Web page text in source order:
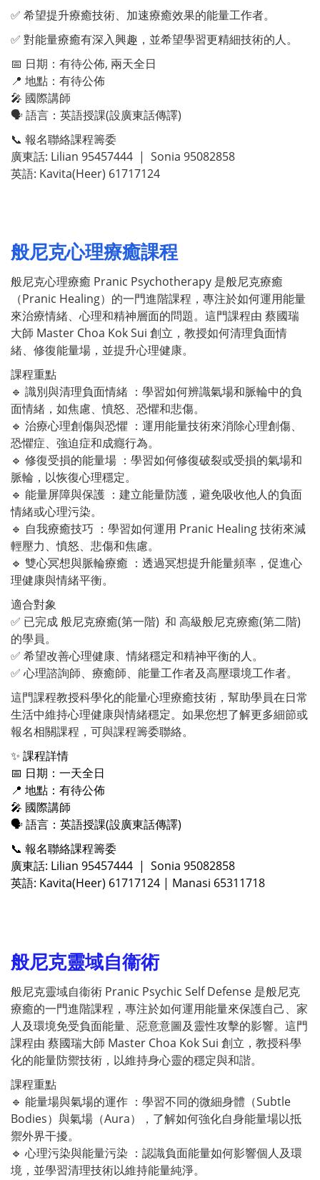
✅ 希望提升療癒技術、加速療癒效果的能量工作者。
✅ 對能量療癒有深入興趣，並希望學習更精細技術的人。
📅 日期：有待公佈, 兩天全日
📍 地點：有待公佈
🎤 國際講師
🗣 語言：英語授課(設廣東話傳譯)
📞 報名聯絡課程籌委
廣東話: Lilian 95457444 | Sonia 95082858
英語: Kavita(Heer) 61717124
般尼克心理療癒課程
般尼克心理療癒 Pranic Psychotherapy 是般尼克療癒
（Pranic Healing）的一門進階課程，專注於如何運用能量
來治療情緒、心理和精神層面的問題。這門課程由 蔡國瑞
大師 Master Choa Kok Sui 創立，教授如何清理負面情
緒、修復能量場，並提升心理健康。
課程重點
🔹 識別與清理負面情緒 ：學習如何辨識氣場和脈輪中的負
面情緒，如焦慮、憤怒、恐懼和悲傷。
🔹 治療心理創傷與恐懼 ：運用能量技術來消除心理創傷、
恐懼症、強迫症和成癮行為。
🔹 修復受損的能量場 ：學習如何修復破裂或受損的氣場和
脈輪，以恢復心理穩定。
🔹 能量屏障與保護 ：建立能量防護，避免吸收他人的負面
情緒或心理污染。
🔹 自我療癒技巧 ：學習如何運用 Pranic Healing 技術來減
輕壓力、憤怒、悲傷和焦慮。
🔹 雙心冥想與脈輪療癒 ：透過冥想提升能量頻率，促進心
理健康與情緒平衡。
適合對象
✅ 已完成 般尼克療癒(第一階) 和 高級般尼克療癒(第二階)
的學員。
✅ 希望改善心理健康、情緒穩定和精神平衡的人。
✅ 心理諮詢師、療癒師、能量工作者及高壓環境工作者。
這門課程教授科學化的能量心理療癒技術，幫助學員在日常
生活中維持心理健康與情緒穩定。如果您想了解更多細節或
報名相關課程，可與課程籌委聯絡。
✨ 課程詳情
📅 日期：一天全日
📍 地點：有待公佈
🎤 國際講師
🗣 語言：英語授課(設廣東話傳譯)
📞 報名聯絡課程籌委
廣東話: Lilian 95457444 | Sonia 95082858
英語: Kavita(Heer) 61717124 | Manasi 65311718
般尼克靈域自衞術
般尼克靈域自衞術 Pranic Psychic Self Defense 是般尼克
療癒的一門進階課程，專注於如何運用能量來保護自己、家
人及環境免受負面能量、惡意意圖及靈性攻擊的影響。這門
課程由 蔡國瑞大師 Master Choa Kok Sui 創立，教授科學
化的能量防禦技術，以維持身心靈的穩定與和諧。
課程重點
🔹 能量場與氣場的運作 ：學習不同的微細身體（Subtle
Bodies）與氣場（Aura），了解如何強化自身能量場以抵
禦外界干擾。
🔹 心理污染與能量污染 ：認識負面能量如何影響個人及環
境，並學習清理技術以維持能量純淨。